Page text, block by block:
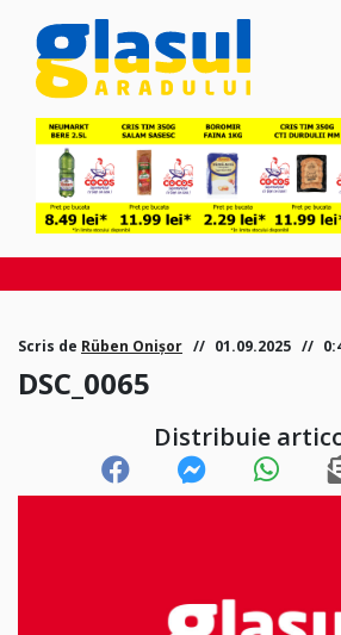
Scris de Rüben Onișor 01.09.2025
DSC_0065
Distribuie